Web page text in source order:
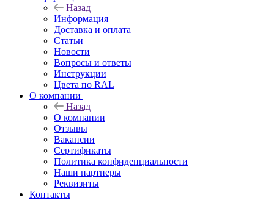
Назад
Информация
Доставка и оплата
Статьи
Новости
Вопросы и ответы
Инструкции
Цвета по RAL
О компании
Назад
О компании
Отзывы
Вакансии
Сертификаты
Политика конфиденциальности
Наши партнеры
Реквизиты
Контакты